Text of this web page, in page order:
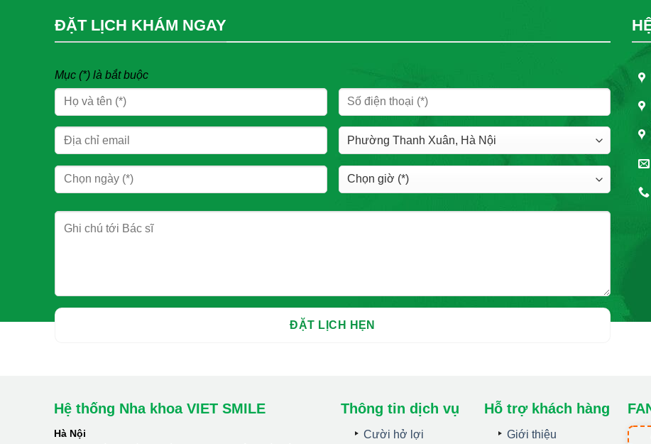
ĐẶT LỊCH KHÁM NGAY
Mục (*) là bắt buộc
Hệ thống Nha khoa VIET SMILE
Hà Nội
Thông tin dịch vụ
Cười hở lợi
Hỗ trợ khách hàng
Giới thiệu